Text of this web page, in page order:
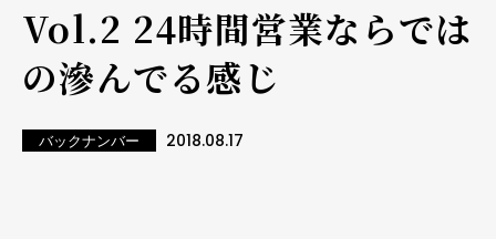
Vol.2 24時間営業ならでは
の滲んでる感じ
バックナンバー 2018.08.17